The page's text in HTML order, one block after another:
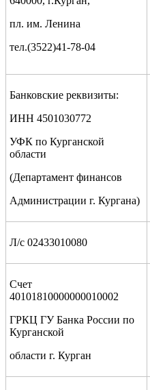
пл. им. Ленина
тел.(3522)41-78-04
Банковские реквизиты:
ИНН 4501030772
УФК по Курганской
области
(Департамент финансов
Администрации г. Кургана)
Л/с 02433010080
Счет
40101810000000010002
ГРКЦ ГУ Банка России по
Курганской
области г. Курган